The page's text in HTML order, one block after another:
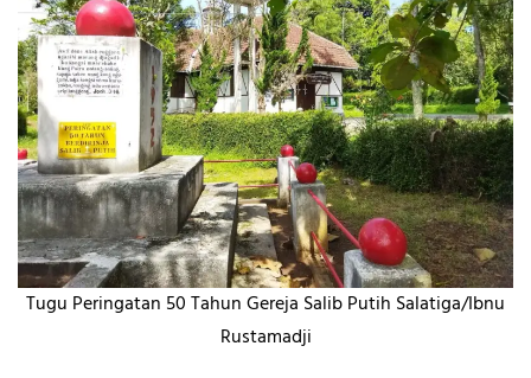
Tugu Peringatan 50 Tahun Gereja Salib Putih Salatiga/Ibnu
Rustamadji